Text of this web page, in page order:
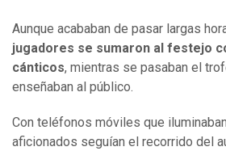
Aunque acababan de pasar largas
jugadores se sumaron al festejo
cánticos, mientras se pasaban el
enseñaban al público.
Con teléfonos móviles que
aficionados seguían el recorrido del